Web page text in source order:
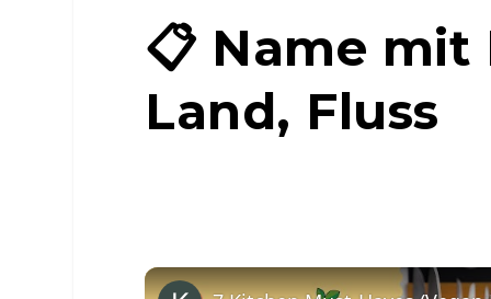
📋 Name mit
Land, Fluss